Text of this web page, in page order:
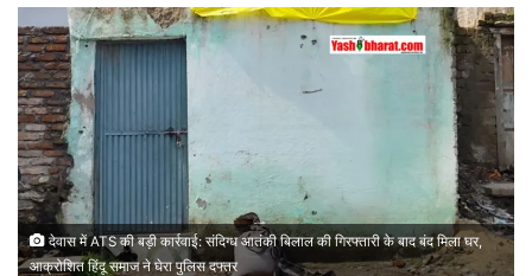
देवास में ATS की बड़ी कार्रवाई: संदिग्ध आतंकी बिलाल की गिरफ्तारी के बाद बंद मिला घर,
आक्रोशित हिंदू समाज ने घेरा पुलिस दफ्तर